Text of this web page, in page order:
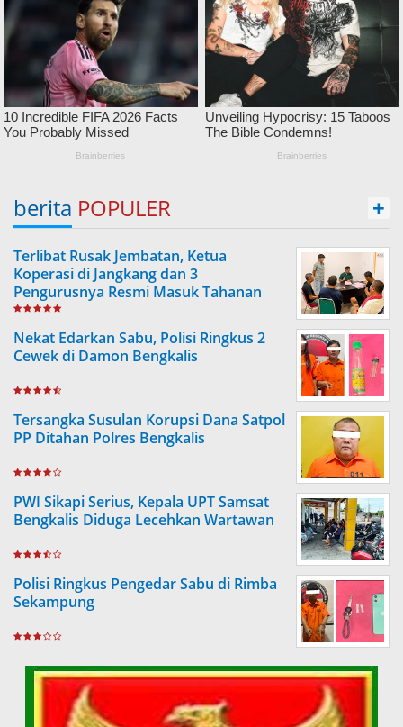
berita POPULER +
Terlibat Rusak Jembatan, Ketua
Koperasi di Jangkang dan 3
Pengurusnya Resmi Masuk Tahanan
Jaksa
Nekat Edarkan Sabu, Polisi Ringkus 2
Cewek di Damon Bengkalis
Tersangka Susulan Korupsi Dana Satpol
PP Ditahan Polres Bengkalis
PWI Sikapi Serius, Kepala UPT Samsat
Bengkalis Diduga Lecehkan Wartawan
Polisi Ringkus Pengedar Sabu di Rimba
Sekampung